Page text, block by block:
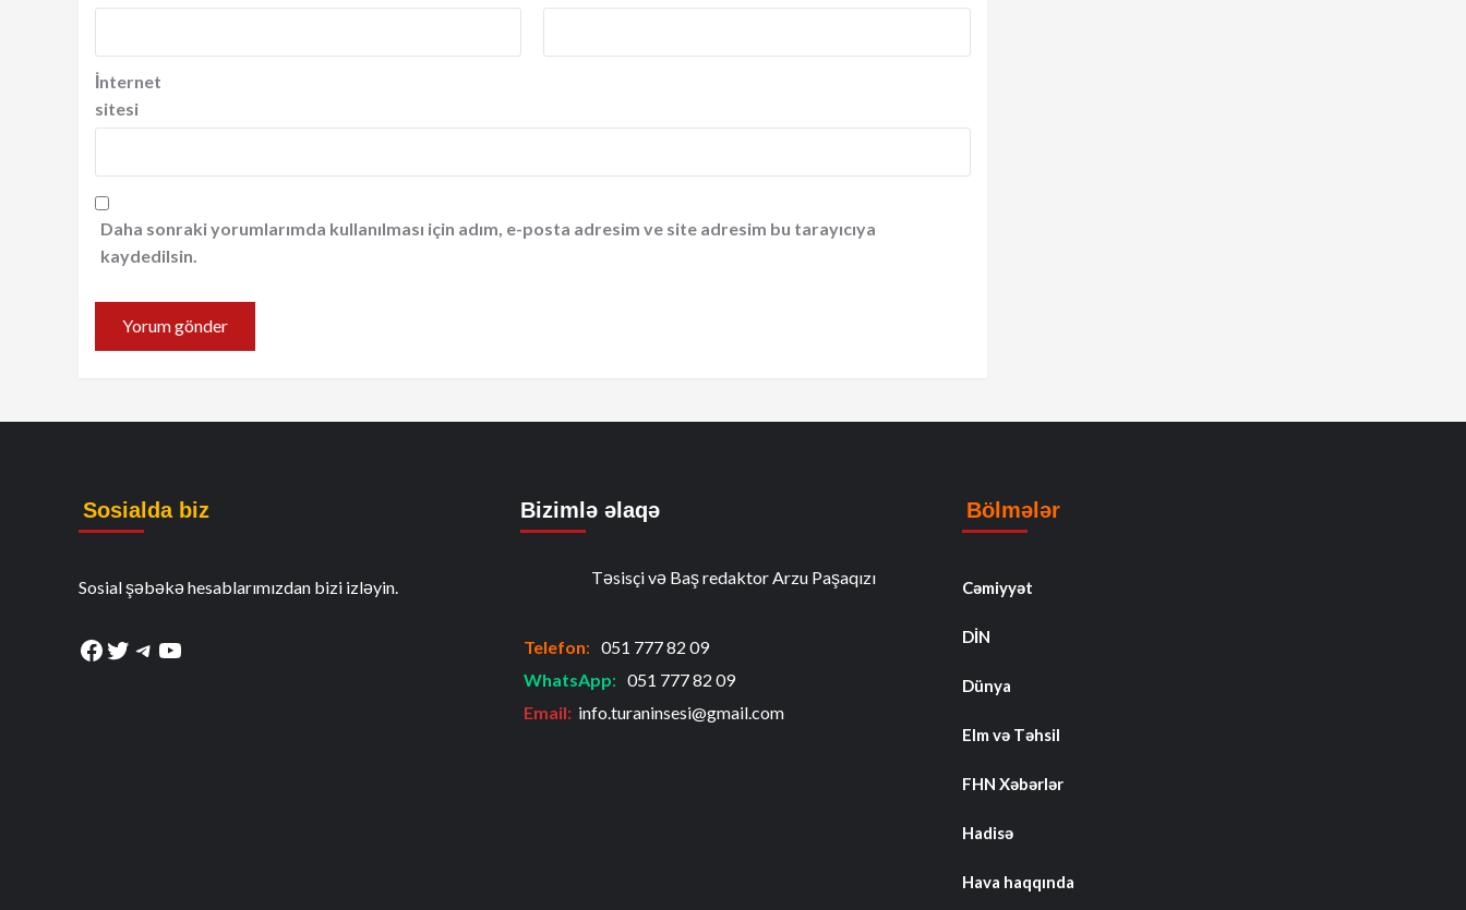
İnternet
sitesi
Daha sonraki yorumlarımda kullanılması için adım, e-posta adresim ve site adresim bu tarayıcıya
kaydedilsin.
Sosialda biz
Sosial şəbəkə hesablarımızdan bizi izləyin.
Facebook
Twitter
Telegram
YouTube
Bizimlə əlaqə
Təsisçi və Baş redaktor Arzu Paşaqızı
Telefon: 051 777 82 09
WhatsApp: 051 777 82 09
Email: info.turaninsesi@gmail.com
Bölmələr
Cəmiyyət
DİN
Dünya
Elm və Təhsil
FHN Xəbərlər
Hadisə
Hava haqqında